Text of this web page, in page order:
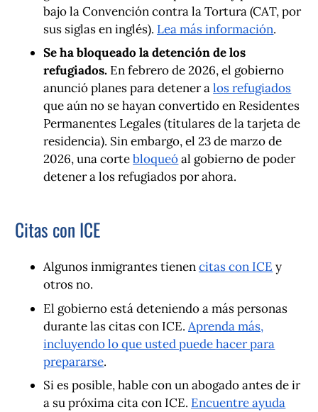
bajo la Convención contra la Tortura (CAT, por
sus siglas en inglés). Lea más información.
Se ha bloqueado la detención de los
refugiados. En febrero de 2026, el gobierno
anunció planes para detener alos refugiados
que aún no se hayan convertido en Residentes
Permanentes Legales (titulares de la tarjeta de
residencia). Sin embargo, el 23 de marzo de
2026, una cortebloqueóal gobierno de poder
detener a los refugiados por ahora.
Citas con ICE
Algunos inmigrantes tienencitas con ICE y
otros no.
El gobierno está deteniendo a más personas
durante las citas con ICE.Aprenda más,
incluyendo lo que usted puede hacer para
prepararse.
Si es posible, hable con un abogado antes de ir
a su próxima cita con ICE. Encuentre ayuda